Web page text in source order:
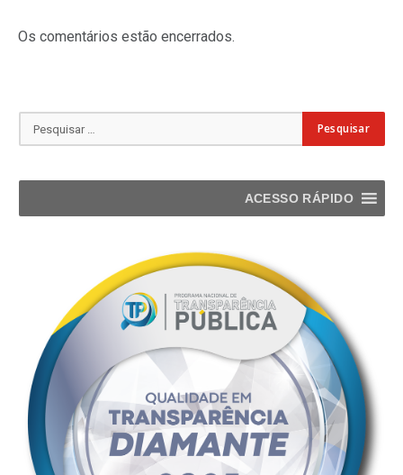
Os comentários estão encerrados.
ACESSO RÁPIDO